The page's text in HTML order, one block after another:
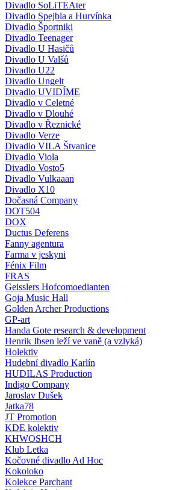
Divadlo SoLiTEAter
Divadlo Spejbla a Hurvínka
Divadlo Športniki
Divadlo Teenager
Divadlo U Hasičů
Divadlo U Valšů
Divadlo U22
Divadlo Ungelt
Divadlo UVIDÍME
Divadlo v Celetné
Divadlo v Dlouhé
Divadlo v Řeznické
Divadlo Verze
Divadlo VILA Štvanice
Divadlo Viola
Divadlo Vosto5
Divadlo Vulkaaan
Divadlo X10
Dočasná Company
DOT504
DOX
Ductus Deferens
Fanny agentura
Farma v jeskyni
Fénix Film
FRAS
Geisslers Hofcomoedianten
Goja Music Hall
Golden Archer Productions
GP-art
Handa Gote research & development
Henrik Ibsen leží ve vaně (a vzlyká)
Holektiv
Hudební divadlo Karlín
HUDILAS Production
Indigo Company
Jaroslav Dušek
Jatka78
JT Promotion
KDE kolektiv
KHWOSHCH
Klub Letka
Kočovné divadlo Ad Hoc
Kokoloko
Kolekce Parchant